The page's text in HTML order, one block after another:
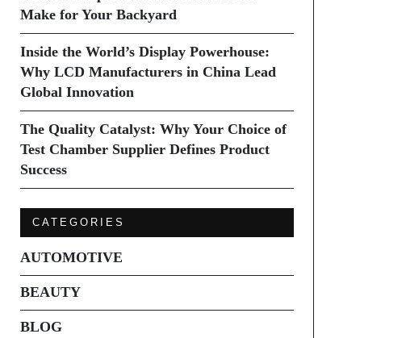
Make for Your Backyard
Inside the World’s Display Powerhouse:
Why LCD Manufacturers in China Lead
Global Innovation
The Quality Catalyst: Why Your Choice of
Test Chamber Supplier Defines Product
Success
CATEGORIES
AUTOMOTIVE
BEAUTY
BLOG